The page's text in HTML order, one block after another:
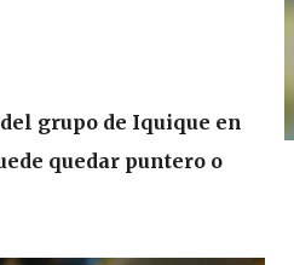
grupo de Iquique en
quedar puntero o